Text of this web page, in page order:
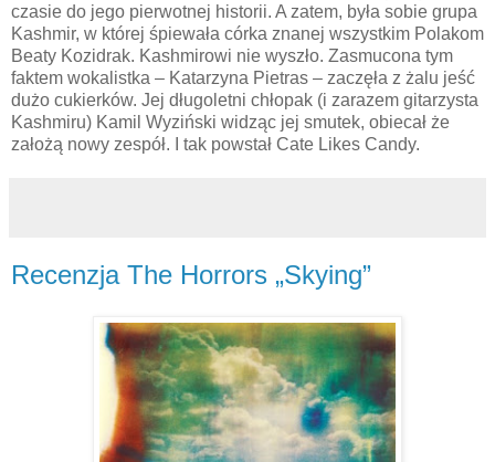
czasie do jego pierwotnej historii. A zatem, była sobie grupa
Kashmir, w której śpiewała córka znanej wszystkim Polakom
Beaty Kozidrak. Kashmirowi nie wyszło. Zasmucona tym
faktem wokalistka – Katarzyna Pietras – zaczęła z żalu jeść
dużo cukierków. Jej długoletni chłopak (i zarazem gitarzysta
Kashmiru) Kamil Wyziński widząc jej smutek, obiecał że
założą nowy zespół. I tak powstał Cate Likes Candy.
Recenzja The Horrors „Skying”